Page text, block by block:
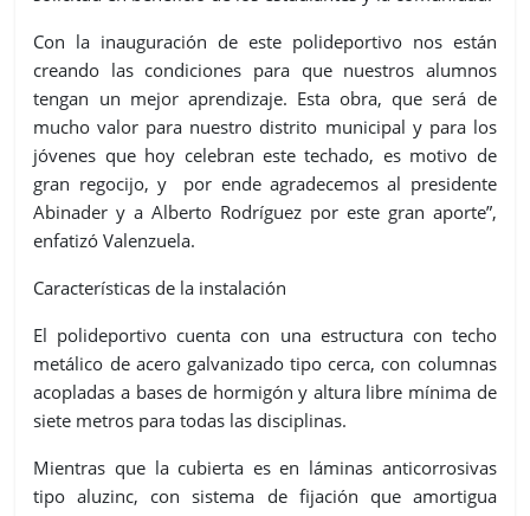
Con la inauguración de este polideportivo nos están
creando las condiciones para que nuestros alumnos
tengan un mejor aprendizaje. Esta obra, que será de
mucho valor para nuestro distrito municipal y para los
jóvenes que hoy celebran este techado, es motivo de
gran regocijo, y por ende agradecemos al presidente
Abinader y a Alberto Rodríguez por este gran aporte”,
enfatizó Valenzuela.
Características de la instalación
El polideportivo cuenta con una estructura con techo
metálico de acero galvanizado tipo cerca, con columnas
acopladas a bases de hormigón y altura libre mínima de
siete metros para todas las disciplinas.
Mientras que la cubierta es en láminas anticorrosivas
tipo aluzinc, con sistema de fijación que amortigua